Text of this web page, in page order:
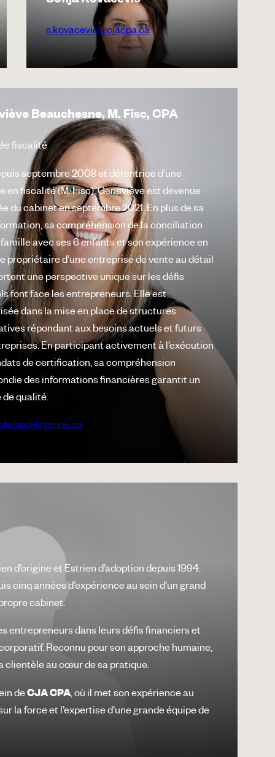
s.kovacevic@cjacpa.ca
Beauchesne, M. Fisc, CPA
fiscalité
septembre 2008 et détentrice d’une
en fiscalité (M. Fisc), Geneviève est devenue
du cabinet en septembre 2021. En plus de sa
sa compréhension de la conciliation
avec ses 6 enfants et son expérience en
propriétaire d’une entreprise de vente au détail
une perspective unique sur les défis
font face les entrepreneurs. Elle est
dans la mise en place de structures
répondant aux besoins actuels et futurs
En participant activement à l’exécution
de certification, sa compréhension
des informations financières garantit un
de qualité.
d’origine et Estrien d’adoption depuis 1994.
cinq années d’expérience au sein d’un grand
cabinet.
entrepreneurs dans leurs défis financiers et
Reconnu pour son approche humaine,
clientèle au cœur de sa pratique.
deCJA CPA, où il met son expérience au
la force et l’expertise d’une grande équipe de